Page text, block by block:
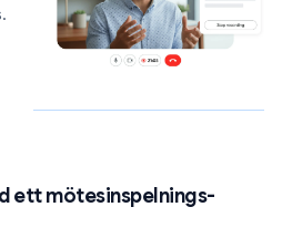
ett mötesinspelnings-